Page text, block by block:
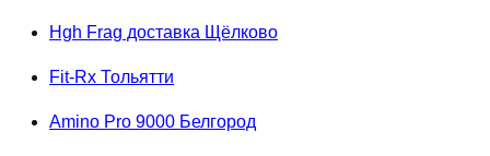
Hgh Frag доставка Щёлково
Fit-Rx Тольятти
Amino Pro 9000 Белгород